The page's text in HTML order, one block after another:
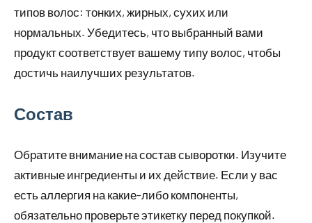
типов волос: тонких, жирных, сухих или
нормальных. Убедитесь, что выбранный вами
продукт соответствует вашему типу волос, чтобы
достичь наилучших результатов.
Состав
Обратите внимание на состав сыворотки. Изучите
активные ингредиенты и их действие. Если у вас
есть аллергия на какие-либо компоненты,
обязательно проверьте этикетку перед покупкой.